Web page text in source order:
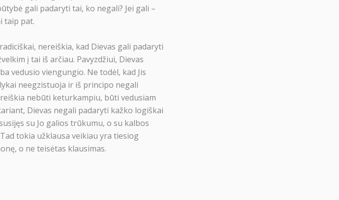
gali padaryti tai, ko negali? Jei gali –
taip pat.
nereiškia, kad Dievas gali padaryti
į tai iš arčiau. Pavyzdžiui, Dievas
vedusio viengungio. Ne todėl, kad Jis
neegzistuoja ir iš principo negali
nebūti keturkampiu, būti vedusiam
Dievas negali padaryti kažko logiškai
su Jo galios trūkumu, o su kalbos
tokia užklausa veikiau yra tiesiog
o ne teisėtas klausimas.